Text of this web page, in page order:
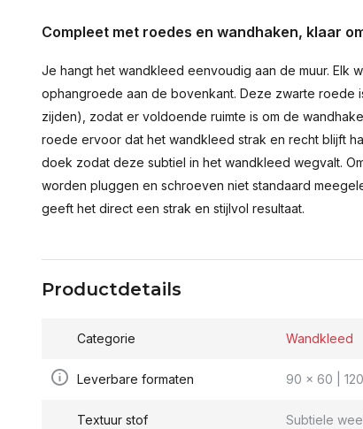
Compleet met roedes en wandhaken, klaar
Je hangt het wandkleed eenvoudig aan de muur. Elk
ophangroede aan de bovenkant. Deze zwarte roede
zijden), zodat er voldoende ruimte is om de
roede ervoor dat het wandkleed strak en recht blijft
doek zodat deze subtiel in het wandkleed wegvalt.
worden pluggen en schroeven niet standaard
geeft het direct een strak en stijlvol resultaat.
Productdetails
Categorie Wandkleed
Leverbare formaten 90 x 60 |
Textuur stof Subtiele